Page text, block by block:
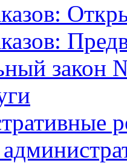
закон